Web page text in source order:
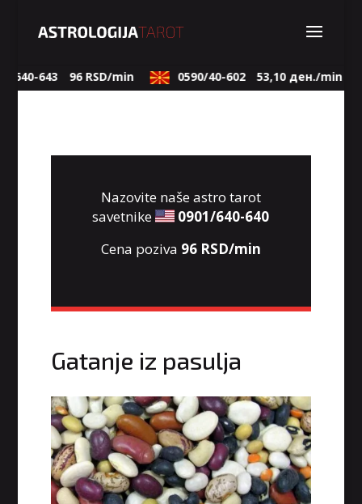
640-643 96 RSD/min 0590/40-602 53,10 ден./min
Nazovite naše astro tarot
savetnike
0901/640-640
Cena poziva 96 RSD/min
Gatanje iz pasulja